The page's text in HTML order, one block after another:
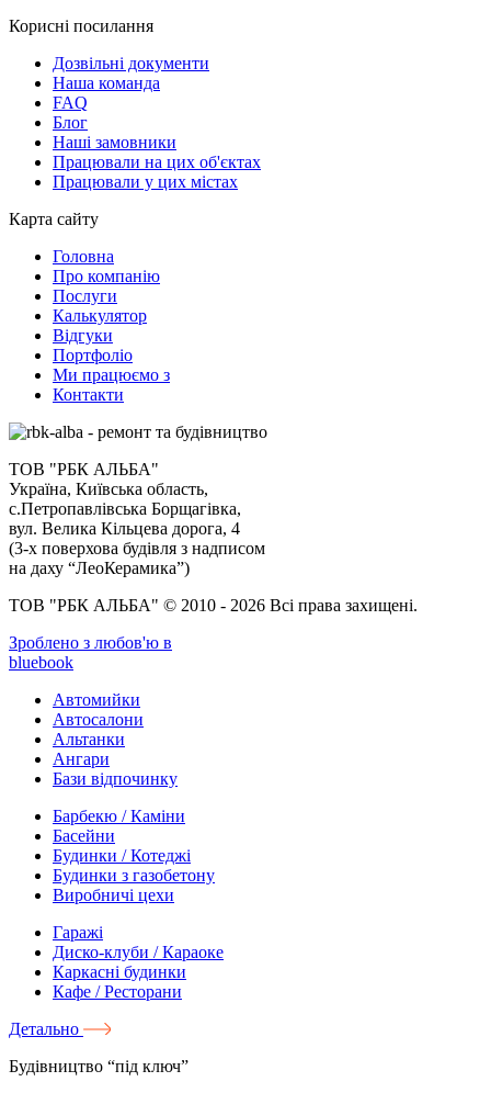
Корисні посилання
Дозвільні документи
Наша команда
FAQ
Блог
Наші замовники
Працювали на цих об'єктах
Працювали у цих містах
Карта сайту
Головна
Про компанію
Послуги
Калькулятор
Відгуки
Портфоліо
Ми працюємо з
Контакти
ТОВ "РБК АЛЬБА"
Україна, Київська область,
с.Петропавлівська Борщагівка,
вул. Велика Кільцева дорога, 4
(3-х поверхова будівля з надписом
на даху “ЛеоКерамика”)
ТОВ "РБК АЛЬБА" © 2010 - 2026 Всі права захищені.
Зроблено з любов'ю в
bluebook
Автомийки
Автосалони
Альтанки
Ангари
Бази відпочинку
Барбекю / Каміни
Басейни
Будинки / Котеджі
Будинки з газобетону
Виробничі цехи
Гаражі
Диско-клуби / Караоке
Каркасні будинки
Кафе / Ресторани
Детально
Будівництво “під ключ”